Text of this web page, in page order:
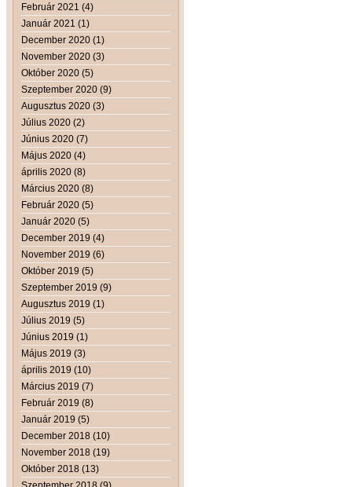
Február 2021 (4)
Január 2021 (1)
December 2020 (1)
November 2020 (3)
Október 2020 (5)
Szeptember 2020 (9)
Augusztus 2020 (3)
Július 2020 (2)
Június 2020 (7)
Május 2020 (4)
április 2020 (8)
Március 2020 (8)
Február 2020 (5)
Január 2020 (5)
December 2019 (4)
November 2019 (6)
Október 2019 (5)
Szeptember 2019 (9)
Augusztus 2019 (1)
Július 2019 (5)
Június 2019 (1)
Május 2019 (3)
április 2019 (10)
Március 2019 (7)
Február 2019 (8)
Január 2019 (5)
December 2018 (10)
November 2018 (19)
Október 2018 (13)